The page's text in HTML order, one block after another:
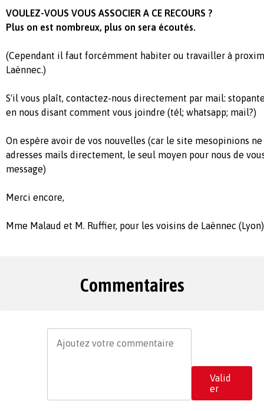
VOULEZ-VOUS VOUS ASSOCIER A CE RECOURS ?
Plus on est nombreux, plus on sera écoutés.
(Cependant il faut forcémment habiter ou travailler à
Laënnec.)
S'il vous plaît, contactez-nous directement par mail:
en nous disant comment vous joindre (tél; whatsapp; mail?)
On espère avoir de vos nouvelles (car le site mesopinions ne
adresses mails directement, le seul moyen pour nous de
message)
Merci encore,
Mme Malaud et M. Ruffier, pour les voisins de Laënnec (Lyon)
Commentaires
Valid
er